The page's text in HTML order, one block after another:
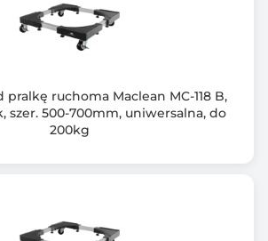
pralkę ruchoma Maclean MC-118 B,
szer. 500-700mm, uniwersalna, do
200kg